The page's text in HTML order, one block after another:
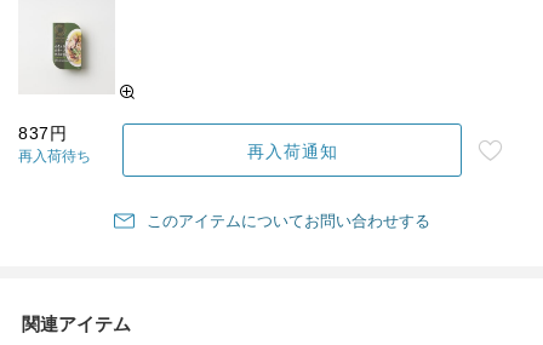
837円
再入荷待ち 再入荷通知
このアイテムについてお問い合わせする
関連アイテム